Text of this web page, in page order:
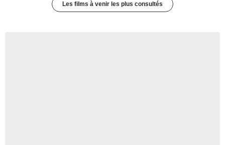
Les films à venir les plus consultés